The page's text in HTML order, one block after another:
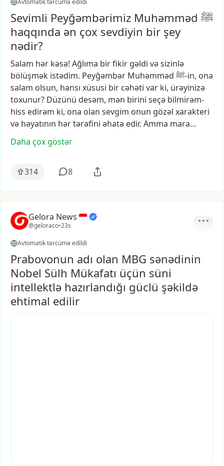
Avtomatik tərcümə edildi
Sevimli Peyğəmbərimiz Muhəmməd ﷺ
haqqında ən çox sevdiyin bir şey
nədir?
Salam hər kəsə! Ağlıma birfikir gəldi vəsizinlə
bölüşmək istədim. Peyğəmbər Muhəmməd ﷺ-in, ona
salam olsun, hansı xüsusi bir cəhəti var ki, ürəyinizə
toxunur? Düzünü desəm, mən birini seçə bilmirəm-
hiss edirəm ki, ona olan sevgim onun gözəl xarakteri
və həyatının hərtərəfini əhatə edir. Amma mara…
Daha çox göstər
314 8
Gelora News
@geloraco•23s
Avtomatik tərcümə edildi
Prabovonun adı olan MBG sənədinin
Nobel Sülh Mükafatı üçün süni
intellektlə hazırlandığı güclü şəkildə
ehtimal edilir